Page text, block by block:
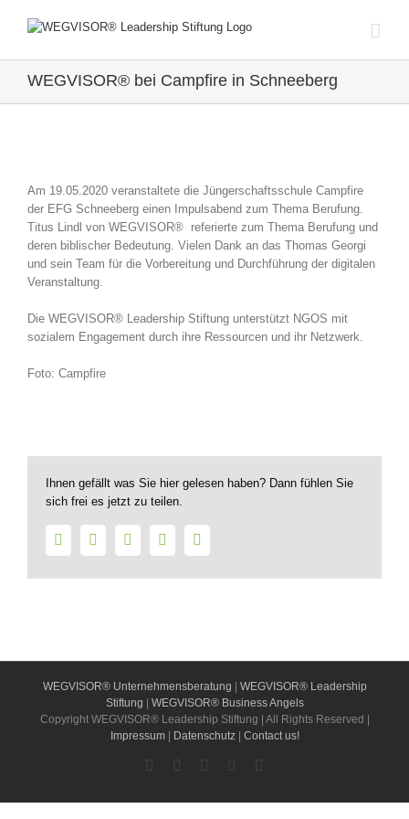
WEGVISOR® bei Campfire in Schneeberg
Bild
Am 19.05.2020 veranstaltete die Jüngerschaftsschule Campfire
der EFG Schneeberg einen Impulsabend zum Thema Berufung.
Titus Lindl von WEGVISOR® referierte zum Thema Berufung und
deren biblischer Bedeutung. Vielen Dank an das Thomas Georgi
und sein Team für die Vorbereitung und Durchführung der digitalen
Veranstaltung.
Die WEGVISOR® Leadership Stiftung unterstützt NGOS mit
sozialem Engagement durch ihre Ressourcen und ihr Netzwerk.
Foto: Campfire
Ihnen gefällt was Sie hier gelesen haben? Dann fühlen Sie
sich frei es jetzt zu teilen.
FacebookTwitter LinkedInWhatsApp
Mail
WEGVISOR® Unternehmensberatung
WEGVISOR® Leadership
Stiftung
WEGVISOR® Business Angels
Copyright WEGVISOR® Leadership Stiftung | All Rights Reserved |
Impressum| Datenschutz| Contact us!
FacebookInstagramYouTube
Xing